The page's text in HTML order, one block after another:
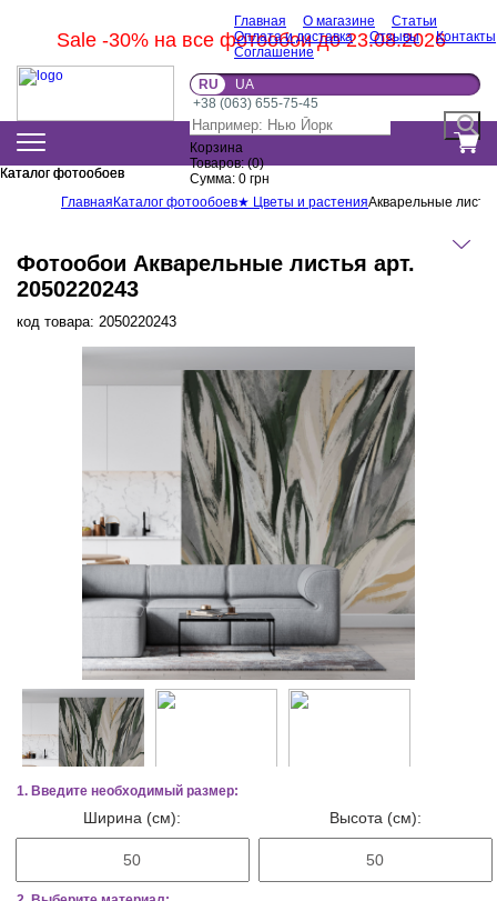
Sale -30% на все фотообои до 23.08.2026
Главная О магазине
Статьи
Оплата и доставка
Отзывы
Контакты
Соглашение
RU
UA
+38 (063) 655-75-45
Корзина
Товаров:(0)
Сумма: 0 грн
Каталог фотообоев
Каталог фотообоев
Главная Каталог фотообоев★ Цветы и растенияАкварельные
Фотообои Акварельные листья арт.
2050220243
код товара: 2050220243
1. Введите необходимый размер:
Ширина (см): Высота (см):